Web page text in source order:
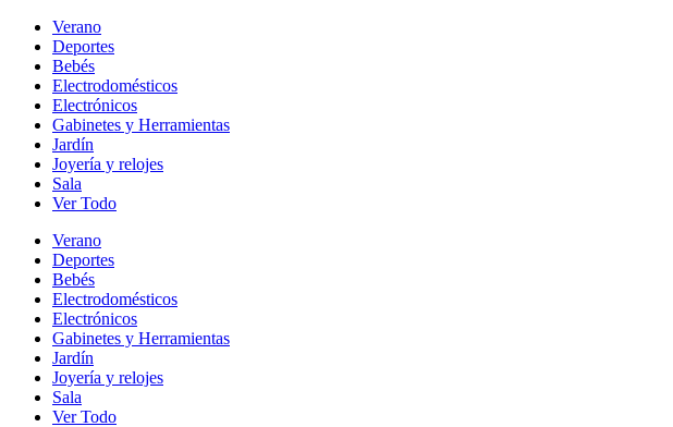
Verano
Deportes
Bebés
Electrodomésticos
Electrónicos
Gabinetes y Herramientas
Jardín
Joyería y relojes
Sala
Ver Todo
Verano
Deportes
Bebés
Electrodomésticos
Electrónicos
Gabinetes y Herramientas
Jardín
Joyería y relojes
Sala
Ver Todo